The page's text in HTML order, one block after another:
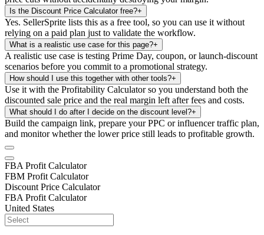
Is the Discount Price Calculator free?+
Yes. SellerSprite lists this as a free tool, so you can use it without
relying on a paid plan just to validate the workflow.
What is a realistic use case for this page?+
A realistic use case is testing Prime Day, coupon, or launch-discount
scenarios before you commit to a promotional strategy.
How should I use this together with other tools?+
Use it with the Profitability Calculator so you understand both the
discounted sale price and the real margin left after fees and costs.
What should I do after I decide on the discount level?+
Build the campaign link, prepare your PPC or influencer traffic plan,
and monitor whether the lower price still leads to profitable growth.
FBA Profit Calculator
FBM Profit Calculator
Discount Price Calculator
FBA Profit Calculator
United States